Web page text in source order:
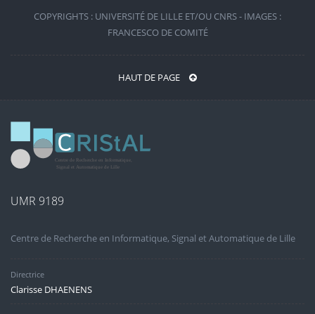
COPYRIGHTS : UNIVERSITÉ DE LILLE ET/OU CNRS - IMAGES :
FRANCESCO DE COMITÉ
HAUT DE PAGE
UMR 9189
Centre de Recherche en Informatique, Signal et Automatique de Lille
Directrice
Clarisse DHAENENS